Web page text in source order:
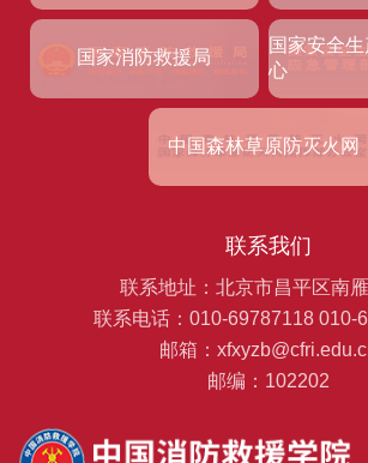
国家消防救援局
国家安全
心
中国森林草原防灭火网
联系我们
联系地址：北京市昌平区南
联系电话：010-69787118 010-
邮箱：
邮编：102202